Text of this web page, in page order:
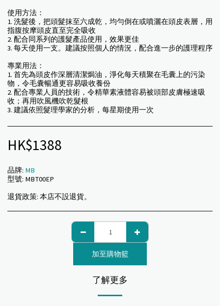
使用方法：
1. 洗髮後，把頭髮抹至六成乾，均勻倒在或噴灑在頭皮表層，用
指腹按摩頭皮直至完全吸收
2. 配合同系列的護髮產品使用，效果更佳
3. 每天使用一支。建議按照個人的情況，配合進一步的護理程序
專業用法：
1. 首先為頭皮作深層清潔焗油，淨化每天積聚在毛囊上的污染
物，令毛囊暢通更容易吸收養份
2. 配合專業人員的技術，令精華素液體容易被頭部皮膚極速吸
收；再用吹風機吹乾髮根
3. 建議依照髮理學家的分析，每星期使用一次
HK$1388
品牌: MB
型號: MBT00EP
退貨政策: 本店不設退貨。
加至購物籃
了解更多